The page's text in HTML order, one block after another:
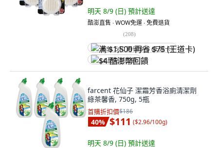
明天 8/9 (日) 預計送達
酷澎直售 ∙ WOW免運 ∙ 免費退貨
(208)
满 $1,500 再省 $75 (王道卡)
$4 酷澎幣回饋
farcent 花仙子 潔霜芳香浴廁清潔劑
綠茶馨香, 750g, 5瓶
首購折扣價$186
40% $111 ($2.96/100g)
明天 8/9 (日) 預計送達